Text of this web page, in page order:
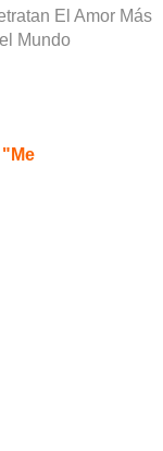
El Amor Más
Mundo